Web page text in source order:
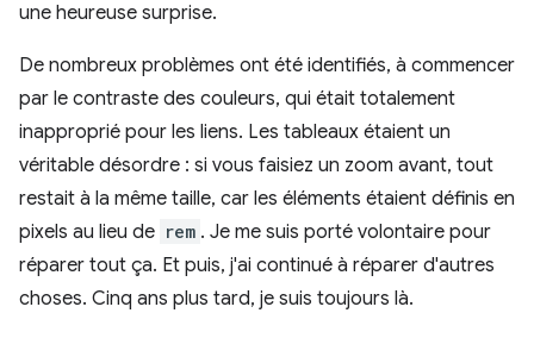
une heureuse surprise.
De nombreux problèmes ont été identifiés, à commencer
par le contraste des couleurs, qui était totalement
inapproprié pour les liens. Les tableaux étaient un
véritable désordre : si vous faisiez un zoom avant, tout
restait à la même taille, car les éléments étaient définis en
pixels au lieu de rem . Je me suis porté volontaire pour
réparer tout ça. Et puis, j'ai continué à réparer d'autres
choses. Cinq ans plus tard, je suis toujours là.